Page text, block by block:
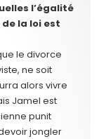
l’égalité
la loi est
le divorce
ne soit
alors vivre
Jamel est
punit
jongler